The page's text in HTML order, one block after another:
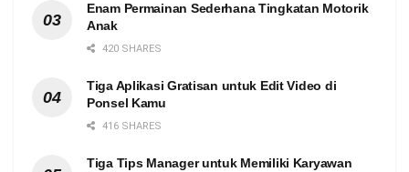
Enam Permainan Sederhana Tingkatan Motorik
Anak
420 SHARES
Tiga Aplikasi Gratisan untuk Edit Video di
Ponsel Kamu
416 SHARES
Tiga Tips Manager untuk Memiliki Karyawan